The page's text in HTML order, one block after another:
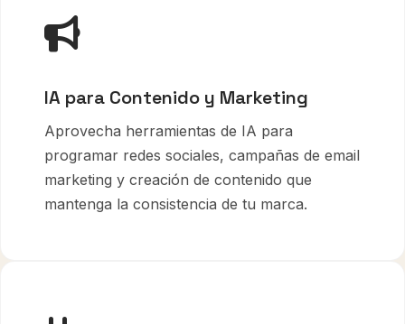
IA para Contenido y Marketing
Aprovecha herramientas de IA para
programar redes sociales, campañas de email
marketing y creación de contenido que
mantenga la consistencia de tu marca.